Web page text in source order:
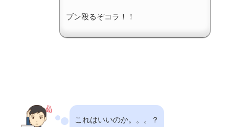
ブン殴るぞコラ！！
これはいいのか。。。？